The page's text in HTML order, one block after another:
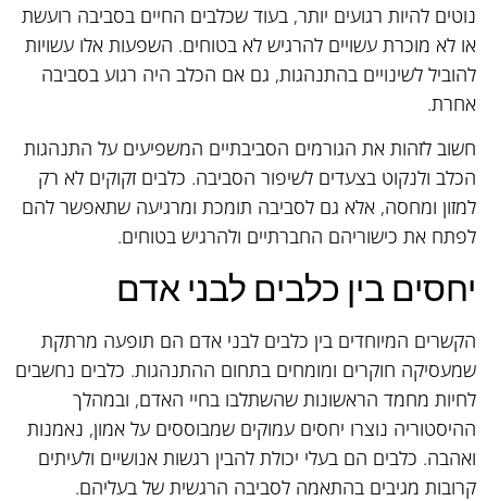
נוטים להיות רגועים יותר, בעוד שכלבים החיים בסביבה רועשת
או לא מוכרת עשויים להרגיש לא בטוחים. השפעות אלו עשויות
להוביל לשינויים בהתנהגות, גם אם הכלב היה רגוע בסביבה
אחרת.
חשוב לזהות את הגורמים הסביבתיים המשפיעים על התנהגות
הכלב ולנקוט בצעדים לשיפור הסביבה. כלבים זקוקים לא רק
למזון ומחסה, אלא גם לסביבה תומכת ומרגיעה שתאפשר להם
לפתח את כישוריהם החברתיים ולהרגיש בטוחים.
יחסים בין כלבים לבני אדם
הקשרים המיוחדים בין כלבים לבני אדם הם תופעה מרתקת
שמעסיקה חוקרים ומומחים בתחום ההתנהגות. כלבים נחשבים
לחיות מחמד הראשונות שהשתלבו בחיי האדם, ובמהלך
ההיסטוריה נוצרו יחסים עמוקים שמבוססים על אמון, נאמנות
ואהבה. כלבים הם בעלי יכולת להבין רגשות אנושיים ולעיתים
קרובות מגיבים בהתאמה לסביבה הרגשית של בעליהם.